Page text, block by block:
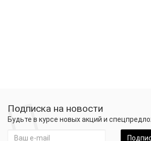
Подписка на новости
Будьте в курсе новых акций и